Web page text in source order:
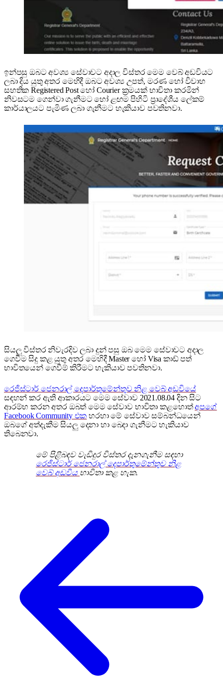
ඉන්පසු ඔබට අවශ්‍ය සේවාවට අදාල විස්තර මෙම වෙබ් අඩවියට
ලබා දිය යුතු අතර මෙහිදී ඔබට අවශ්‍ය උපත්, මරණ හෝ විවාහ
සහතික Registered Post හෝ Courier ක්‍රමයක් භාවිතා කරමින්
නිවසටම ගෙන්වා ගැනීමට හෝ ළඟම පිහිටි ප්‍රාදේශීය ලේකම්
කාර්යාලයට පැමිණ ලබා ගැනීමට හැකියාව පවතිනවා.
සියලු විස්තර නිවැරදිව ලබා දුන් පසු ඔබ මෙම සේවාවට අදාල
ගෙවීම සිදු කළ යුතු අතර මෙහිදී Master හෝ Visa කාඩ් පත්
භාවිතයෙන් ගෙවීම් කිරීමට හැකියාව පවතිනවා.
රෙජිස්ටාර් ජෙනරාල් දෙපාර්තුමේන්තුව නිළ වෙබ් අඩවියේ
සඳහන් කර ඇති ආකාරයට මෙම සේවාව 2021.08.04 දින සිට
ආරම්භ කරන අතර ඔබත් මෙම සේවාව භාවිතා කළහොත්අප‌ගේ
Facebook Community එක හරහා මේ සේවාව සම්බන්ධයෙන්
ඔබගේ අත්දැකීම සියලු දෙනා හා බෙදා ගැනීමට හැකියාව
තිබෙනවා.
මේ පිළිබඳව වැඩිදුර විස්තර දැනගැනීම සඳහා
රෙජිස්ටාර් ජෙනරාල් දෙපාර්තුමේන්තුව නිළ
වෙබ් අඩවිය භාවිතා කළ හැක.